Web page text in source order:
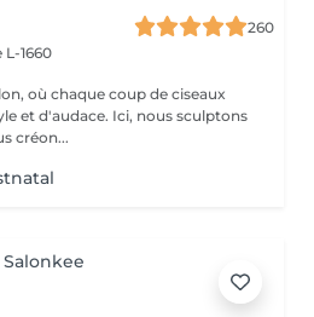
260
1660
où chaque coup de ciseaux
et d'audace. Ici, nous sculptons
créon...